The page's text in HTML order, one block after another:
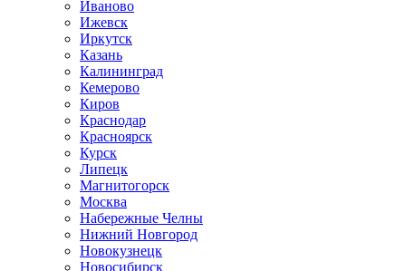
Иваново
Ижевск
Иркутск
Казань
Калининград
Кемерово
Киров
Краснодар
Красноярск
Курск
Липецк
Магнитогорск
Москва
Набережные Челны
Нижний Новгород
Новокузнецк
Новосибирск